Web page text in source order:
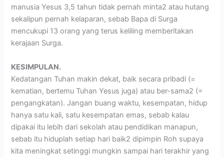
manusia Yesus 3,5 tahun tidak pernah minta2 atau hutang
sekalipun pernah kelaparan, sebab Bapa di Surga
mencukupi 13 orang yang terus keliling memberitakan
kerajaan Surga.
KESIMPULAN.
Kedatangan Tuhan makin dekat, baik secara pribadi (=
kematian, bertemu Tuhan Yesus juga) atau ber-sama2 (=
pengangkatan). Jangan buang waktu, kesempatan, hidup
hanya satu kali, satu kesempatan emas, sebab kalau
dipakai itu lebih dari sekolah atau pendidikan manapun,
sebab itu hiduplah setiap hari baik2 dipimpin Roh supaya
kita meningkat setinggi mungkin sampai hari terakhir yang